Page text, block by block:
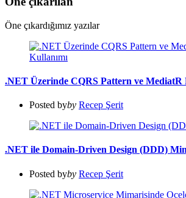
Öne çıkardığımız yazılar
.NET Üzerinde CQRS Pattern ve MediatR
Posted byby Recep Şerit
.NET ile Domain-Driven Design (DDD)
Posted byby Recep Şerit